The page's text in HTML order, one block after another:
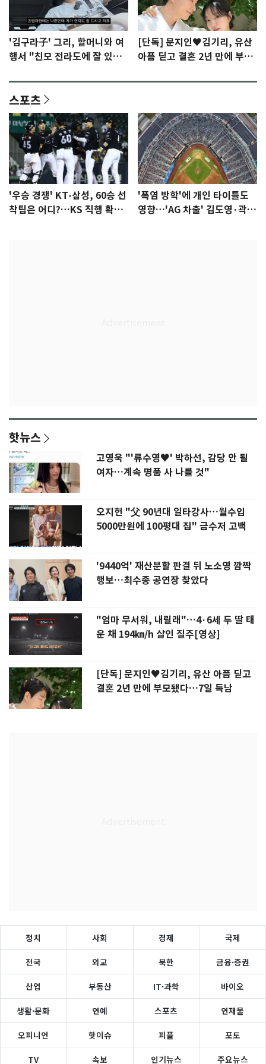
'김구라子' 그리, 할머니와 여
행서 "친모 전라도에 잘 있
[단독] 문지인♥김기리, 유산
아픔 딛고 결혼 2년 만에 부모
스포츠
'우승 경쟁' KT-삼성, 60승 선
착팀은 어디?…KS 직행 확률
'폭염 방학'에 개인 타이틀도
영향…'AG 차출' 김도영·곽빈
핫뉴스
고영욱 "'류수영♥' 박하선, 감당 안 될
여자…계속 명품 사 나를 것"
오지헌 "父 90년대 일타강사…월수입
5000만원에 100평대 집" 금수저 고백
'9440억' 재산분할 판결 뒤 노소영 깜짝
행보…최수종 공연장 찾았다
"엄마 무서워, 내릴래"…4·6세 두 딸 태
운 채 194㎞/h 살인 질주[영상]
[단독] 문지인♥김기리, 유산 아픔 딛고
결혼 2년 만에 부모됐다…7일 득남
정치 사회 경제 국제
전국 외교 북한 금융·증권
산업 부동산 IT·과학 바이오
생활·문화 연예 스포츠 연재물
오피니언 핫이슈 피플 포토
TV 속보 인기뉴스 주요뉴스